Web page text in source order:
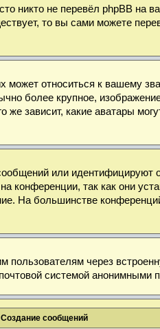
никто не перевёл phpBB на
то вы сами можете
относиться к вашему
более крупное,
же зависит, какие аватары
или идентифицируют
так как они
На большинстве
пользователям через
системой анонимными
Создание сообщений